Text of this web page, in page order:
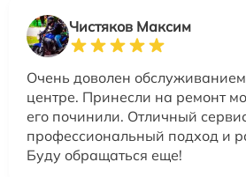
Чистяков Максим
Очень доволен
центре. Принесли на ремонт
его починили. Отличный
профессиональный подход и
Буду обращаться еще!